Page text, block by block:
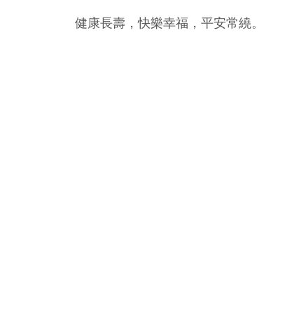
健康長壽，快樂幸福，平安常繞。